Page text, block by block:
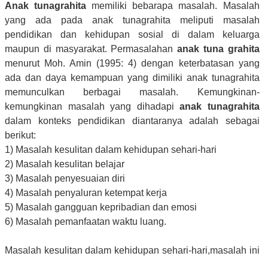
Anak tunagrahita memiliki bebarapa masalah. Masalah
yang ada pada anak tunagrahita meliputi masalah
pendidikan dan kehidupan sosial di dalam keluarga
maupun di masyarakat. Permasalahananak tuna grahita
menurut Moh. Amin (1995: 4) dengan keterbatasan yang
ada dan daya kemampuan yang dimiliki anak tunagrahita
memunculkan berbagai masalah. Kemungkinan-
kemungkinan masalah yang dihadapianak tunagrahita
dalam konteks pendidikan diantaranya adalah sebagai
berikut:
1) Masalah kesulitan dalam kehidupan sehari-hari
2) Masalah kesulitan belajar
3) Masalah penyesuaian diri
4) Masalah penyaluran ketempat kerja
5) Masalah gangguan kepribadian dan emosi
6) Masalah pemanfaatan waktu luang.
Masalah kesulitan dalam kehidupan sehari-hari,masalah ini